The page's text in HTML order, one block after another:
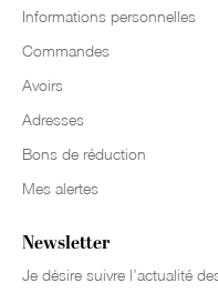
Informations personnelles
Commandes
Avoirs
Adresses
Bons de réduction
Mes alertes
Newsletter
Je désire suivre l’actualité